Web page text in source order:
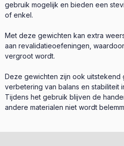
gebruik mogelijk en bieden een
of enkel.
Met deze gewichten kan extra
aan revalidatieoefeningen,
vergroot wordt.
Deze gewichten zijn ook uitstekend
verbetering van balans en stabiliteit
Tijdens het gebruik blijven de
andere materialen niet wordt